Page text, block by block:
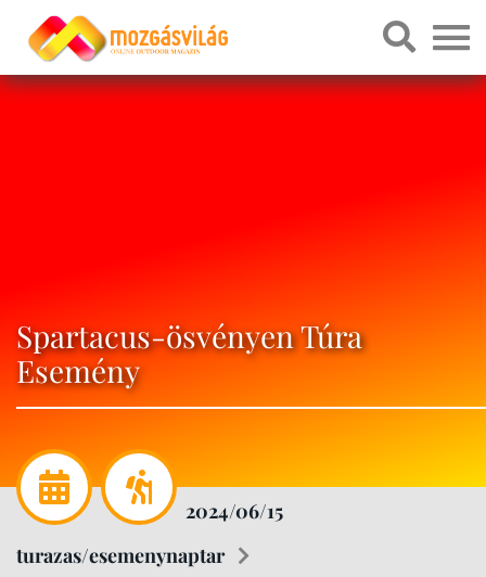
Spartacus-ösvényen Túra
Esemény
2024/06/15
turazas/esemenynaptar